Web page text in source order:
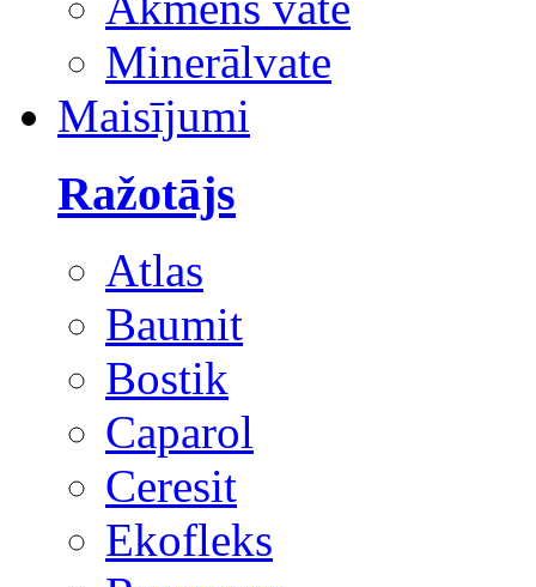
Minerālvate
Maisījumi
Ražotājs
Atlas
Baumit
Bostik
Caparol
Ceresit
Ekofleks